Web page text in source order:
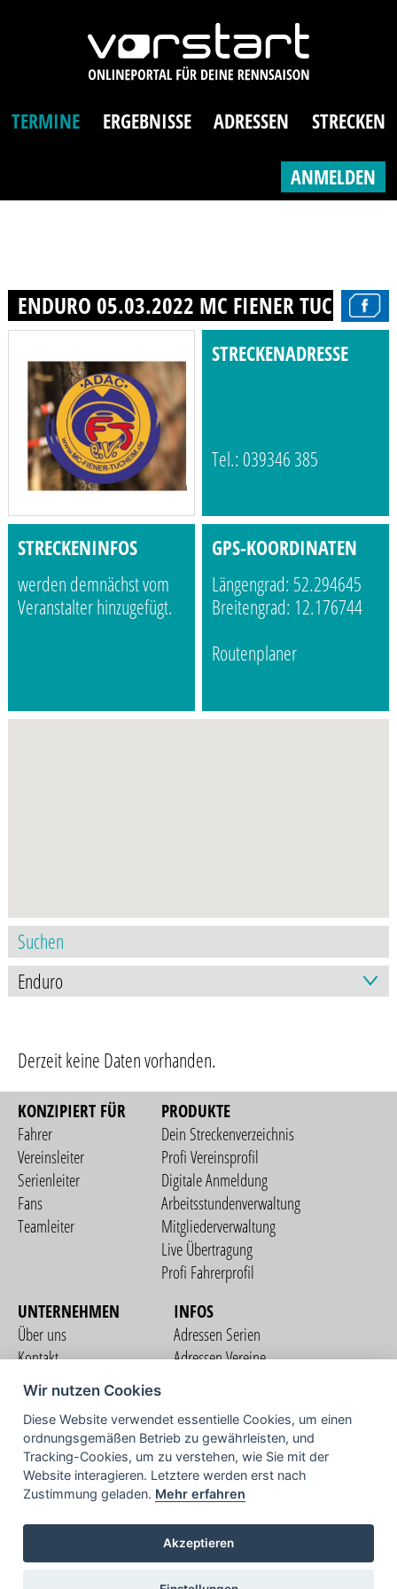
TERMINE ERGEBNISSE ADRESSEN STRECKEN
ANMELDEN
ENDURO 05.03.2022 MC FIENER TUCHEIM
STRECKENADRESSE
Tel.: 039346 385
STRECKENINFOS
werden demnächst vom
Veranstalter hinzugefügt.
GPS-KOORDINATEN
Längengrad: 52.294645
Breitengrad: 12.176744
Routenplaner
Derzeit keine Daten vorhanden.
KONZIPIERT FÜR
Fahrer
Vereinsleiter
Serienleiter
Fans
Teamleiter
PRODUKTE
Dein Streckenverzeichnis
Profi Vereinsprofil
Digitale Anmeldung
Arbeitsstundenverwaltung
Mitgliederverwaltung
Live Übertragung
Profi Fahrerprofil
UNTERNEHMEN
Über uns
Kontakt
Nutzungsbedingungen
Datenschutzerklärung
Impressum
INFOS
Adressen Serien
Adressen Vereine
COMMUNITY
TV
Wir nutzen Cookies
Diese Website verwendet essentielle Cookies, um einen
ordnungsgemäßen Betrieb zu gewährleisten, und
Tracking-Cookies, um zu verstehen, wie Sie mit der
Website interagieren. Letztere werden erst nach
Zustimmung geladen. Mehr erfahren
Akzeptieren